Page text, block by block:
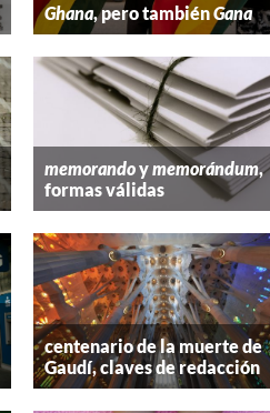
Ghana, pero tambiénGana
memorandoymemorándum,
formas válidas
centenario de la muerte de
Gaudí, claves de redacción